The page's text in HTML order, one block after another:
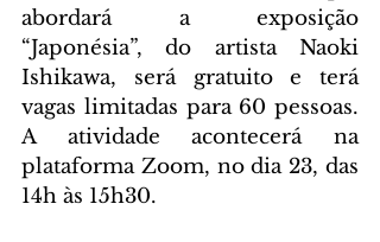
abordará a exposição
“Japonésia”, do artista Naoki
Ishikawa, será gratuito e terá
vagas limitadas para 60 pessoas.
A atividade acontecerá na
plataforma Zoom, no dia 23, das
14h às 15h30.